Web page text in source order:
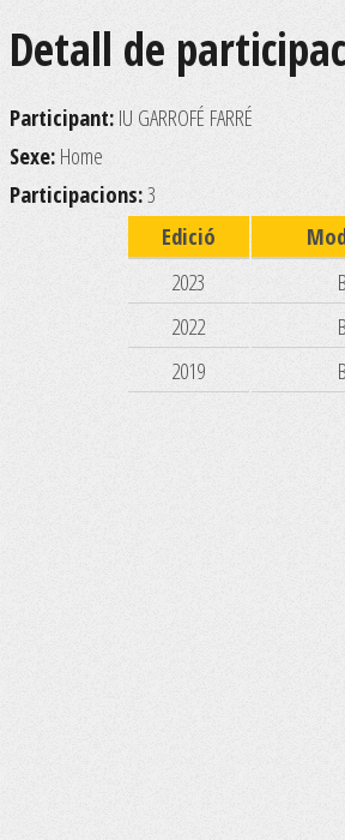
Detall de
Participant: IU GARROFÉ FARRÉ
Sexe: Home
Participacions:3
Edició
2023
2022
2019